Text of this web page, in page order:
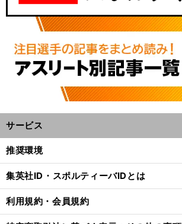
サービス
推奨環境
集英社ID・スポルティーバIDとは
利用規約・会員規約